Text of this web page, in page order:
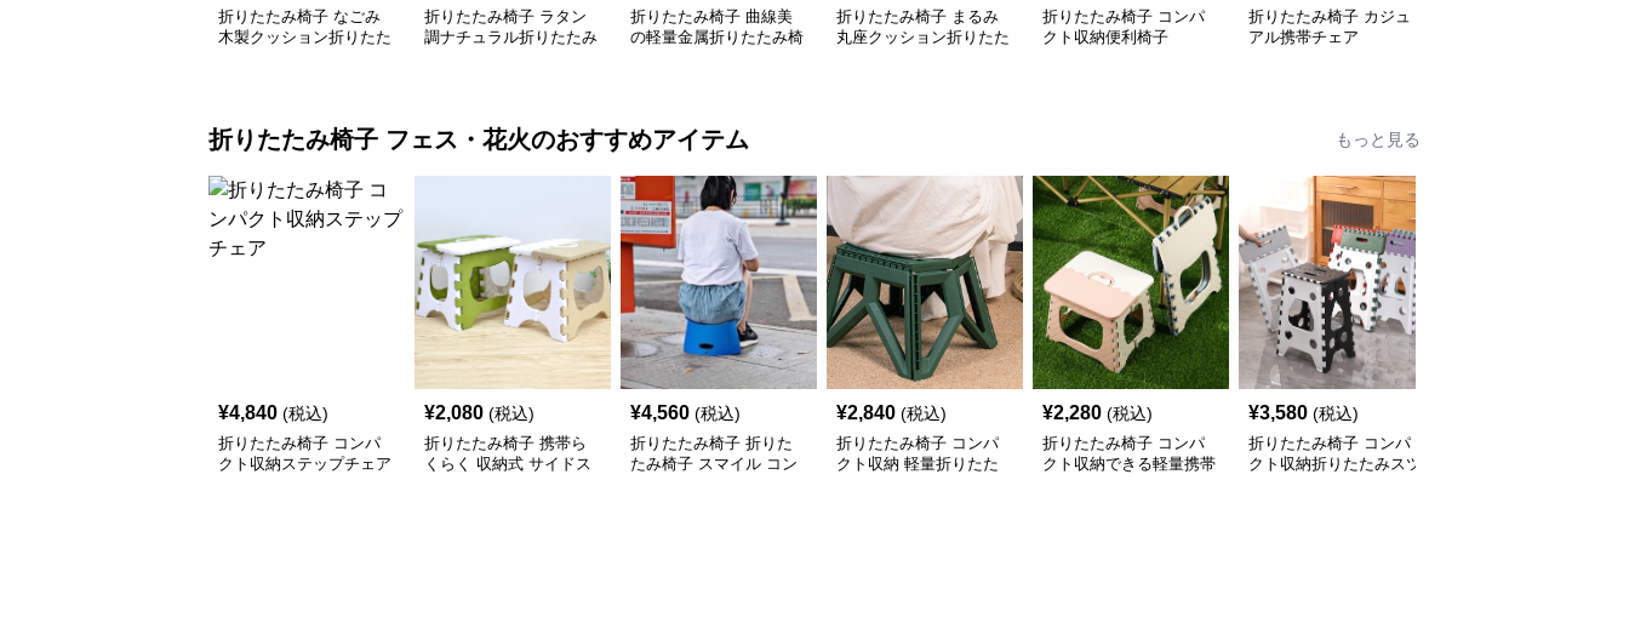
折りたたみ椅子 なごみ
木製クッション折りたた
折りたたみ椅子 ラタン
調ナチュラル折りたたみ
折りたたみ椅子 曲線美
の軽量金属折りたたみ椅
折りたたみ椅子 まるみ
丸座クッション折りたた
折りたたみ椅子 コンパ
クト収納便利椅子
折りたたみ椅子 カジュ
アル携帯チェア
折りたたみ椅子 フェス・花火のおすすめアイテム もっと見る
¥4,840 (税込)
折りたたみ椅子 コンパ
クト収納ステップチェア
¥2,080 (税込)
折りたたみ椅子 携帯ら
くらく 収納式 サイドス
¥4,560 (税込)
折りたたみ椅子 折りた
たみ椅子 スマイル コン
¥2,840 (税込)
折りたたみ椅子 コンパ
クト収納 軽量折りたた
¥2,280 (税込)
折りたたみ椅子 コンパ
クト収納できる軽量携帯
¥3,580 (税込)
折りたたみ椅子 コンパ
クト収納折りたたみスツ